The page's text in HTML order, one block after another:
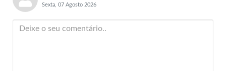
Sexta, 07 Agosto 2026